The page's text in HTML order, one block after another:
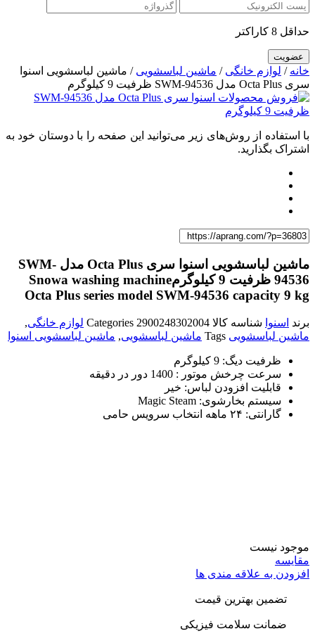
حداقل 8 کاراکتر
خانه / لوازم خانگی / ماشین لباسشویی / ماشین لباسشویی اسنوا
سری Octa Plus مدل SWM-94536 ظرفیت 9 کیلوگرم
با استفاده از روش‌های زیر می‌توانید این صفحه را با دوستان خود به
اشتراک بگذارید.
ماشین لباسشویی اسنوا سری Octa Plus مدل SWM-
94536 ظرفیت 9 کیلوگرم
Snowa washing machine
Octa Plus series model SWM-94536 capacity 9 kg
برند اسنوا شناسه کالا 2900248302004
Categories لوازم خانگی,
ماشین لباسشویی Tags ماشین لباسشویی, ماشین لباسشویی اسنوا
ظرفیت دیگ: 9 کیلوگرم
سرعت چرخش موتور : 1400 دور در دقیقه
قابلیت افزودن لباس: خیر
سیستم بخارشوی: Magic Steam
گارانتی: ۲۴ ماهه انتخاب سرویس حامی
موجود نیست
مقایسه
افزودن به علاقه مندی ها
تضمین بهترین قیمت
ضمانت سلامت فیزیکی